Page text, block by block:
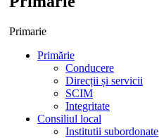
Primarie
Primărie
Conducere
Direcții și servicii
SCIM
Integritate
Consiliul local
Institutii subordonate